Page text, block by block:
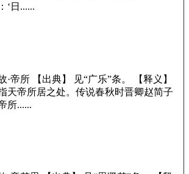
‘日......
·帝所 【出典】 见“广乐”条。 【释义】
天帝所居之处。传说春秋时晋卿赵简子
所......